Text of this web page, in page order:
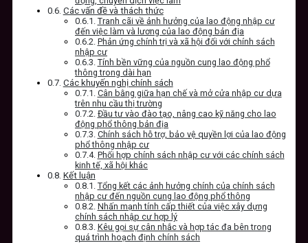
Các vấn đề và thách thức
Tranh cãi về ảnh hưởng của lao động nhập cư
đến việc làm và lương của lao động bản địa
Phản ứng chính trị và xã hội đối với chính sách
nhập cư
Tính bền vững của nguồn cung lao động phổ
thông trong dài hạn
Các khuyến nghị chính sách
Cân bằng giữa hạn chế và mở cửa nhập cư dựa
trên nhu cầu thị trường
Đầu tư vào đào tạo, nâng cao kỹ năng cho lao
động phổ thông bản địa
Chính sách hỗ trợ, bảo vệ quyền lợi của lao động
phổ thông nhập cư
Phối hợp chính sách nhập cư với các chính sách
kinh tế, xã hội khác
Kết luận
Tổng kết các ảnh hưởng chính của chính sách
nhập cư đến nguồn cung lao động phổ thông
Nhấn mạnh tính cấp thiết của việc xây dựng
chính sách nhập cư hợp lý
Kêu gọi sự cân nhắc và hợp tác đa bên trong
quá trình hoạch định chính sách